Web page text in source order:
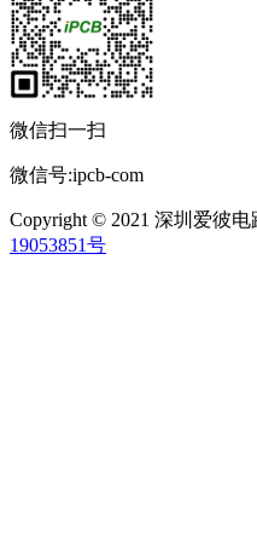
微信扫一扫
微信号:ipcb-com
Copyright © 2021 深圳爱彼电
19053851号